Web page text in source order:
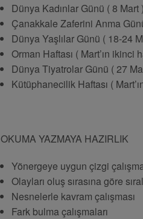
Dünya Kadınlar Günü ( 8 Mart )
Çanakkale Zaferini Anma
Dünya Yaşlılar Günü ( 18-24
Orman Haftası ( Mart’ın ikinci
Dünya Tiyatrolar Günü ( 27
Kütüphanecilik Haftası (
OKUMA YAZMAYA HAZIRLIK
Yönergeye uygun çizgi
Olayları oluş sırasına göre
Nesnelerle kavram çalışması
Fark bulma çalışmaları